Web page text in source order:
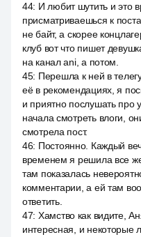
44: И любит шутить и это
присматриваешься к
не байт, а скорее
клуб вот что пишет
на канал ani, а потом.
45: Перешла к ней в
её в рекомендациях, я
и приятно послушать про
начала смотреть влоги,
смотрела пост.
46: Постоянно. Каждый
временем я решила все
там показалась
комментарии, а ей там
ответить.
47: Хамство как видите,
интересная, и некоторые